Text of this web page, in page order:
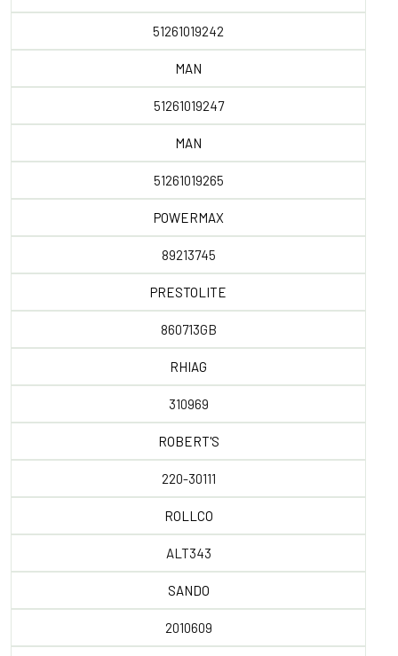
51261019242
MAN
51261019247
MAN
51261019265
POWERMAX
89213745
PRESTOLITE
860713GB
RHIAG
310969
ROBERT'S
220-30111
ROLLCO
ALT343
SANDO
2010609